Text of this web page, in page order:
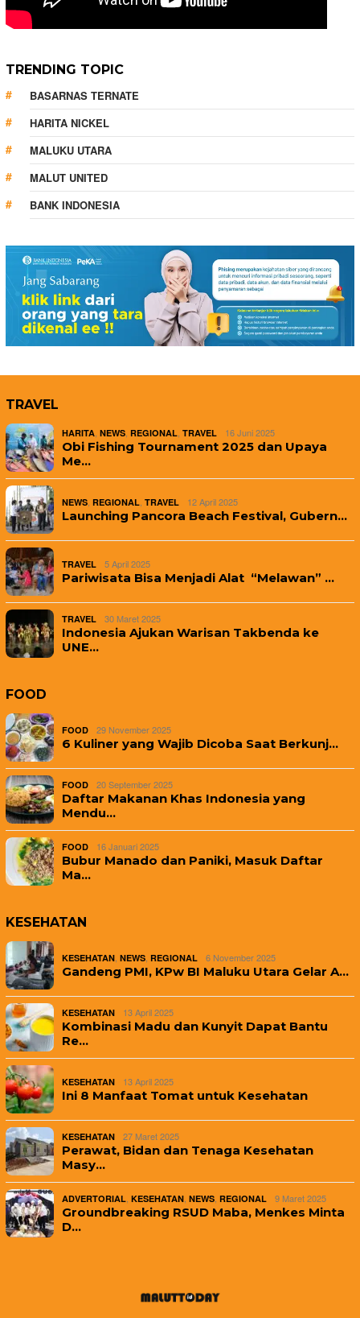
TRENDING TOPIC
BASARNAS TERNATE
HARITA NICKEL
MALUKU UTARA
MALUT UNITED
BANK INDONESIA
TRAVEL
HARITA, NEWS, REGIONAL, TRAVEL 16 Juni 2025
Obi Fishing Tournament 2025 dan Upaya
Me…
NEWS, REGIONAL, TRAVEL 12 April 2025
Launching Pancora Beach Festival, Gubern…
TRAVEL 5 April 2025
Pariwisata Bisa Menjadi Alat “Melawan” …
TRAVEL 30 Maret 2025
Indonesia Ajukan Warisan Takbenda ke
UNE…
FOOD
FOOD 29 November 2025
6 Kuliner yang Wajib Dicoba Saat Berkunj…
FOOD 20 September 2025
Daftar Makanan Khas Indonesia yang
Mendu…
FOOD 16 Januari 2025
Bubur Manado dan Paniki, Masuk Daftar
Ma…
KESEHATAN
KESEHATAN, NEWS, REGIONAL 6 November 2025
Gandeng PMI, KPw BI Maluku Utara Gelar A…
KESEHATAN 13 April 2025
Kombinasi Madu dan Kunyit Dapat Bantu
Re…
KESEHATAN 13 April 2025
Ini 8 Manfaat Tomat untuk Kesehatan
KESEHATAN 27 Maret 2025
Perawat, Bidan dan Tenaga Kesehatan
Masy…
ADVERTORIAL, KESEHATAN, NEWS, REGIONAL 9 Maret 2025
Groundbreaking RSUD Maba, Menkes Minta
D…